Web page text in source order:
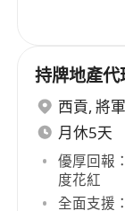
持牌地產代
西貢, 將
月休5天
優厚回報
度花紅
全面支援